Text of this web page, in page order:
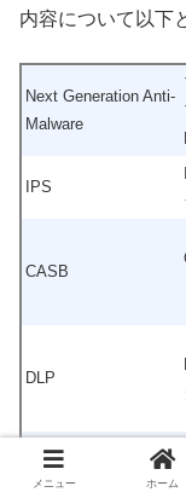
内容について以下
Next Generation Anti-
Malware
IPS
CASB
DLP
RBI
メニュー ホーム